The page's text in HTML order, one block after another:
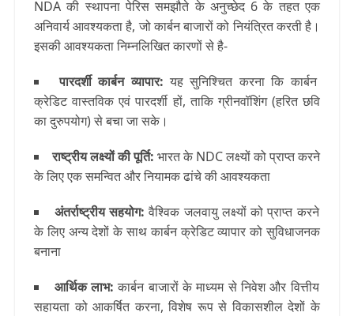
NDA की स्थापना पेरिस समझौते के अनुच्छेद 6 के तहत एक
अनिवार्य आवश्यकता है, जो कार्बन बाजारों को नियंत्रित करती है।
इसकी आवश्यकता निम्नलिखित कारणों से है-
पारदर्शी कार्बन व्यापार: यह सुनिश्चित करना कि कार्बन
क्रेडिट वास्तविक एवं पारदर्शी हों, ताकि ग्रीनवॉशिंग (हरित छवि
का दुरुपयोग) से बचा जा सके।
राष्ट्रीय लक्ष्यों की पूर्ति: भारत के NDC लक्ष्यों को प्राप्त करने
के लिए एक समन्वित और नियामक ढांचे की आवश्यकता
अंतर्राष्ट्रीय सहयोग:वैश्विक जलवायु लक्ष्यों को प्राप्त करने
के लिए अन्य देशों के साथ कार्बन क्रेडिट व्यापार को सुविधाजनक
बनाना
आर्थिक लाभ:कार्बन बाजारों के माध्यम से निवेश और वित्तीय
सहायता को आकर्षित करना, विशेष रूप से विकासशील देशों के